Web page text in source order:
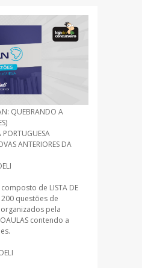
QUEBRANDO A
PORTUGUESA
ANTERIORES DA
composto de LISTA DE
200 questões de
pela
contendo a